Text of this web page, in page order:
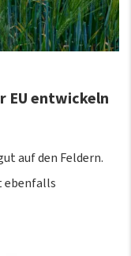
EU entwickeln
auf den Feldern.
ebenfalls